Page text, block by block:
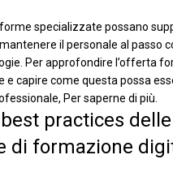
specializzate possano
il personale al passo
Per approfondire l’offerta
e capire come questa possa
Per saperne di più.
practices delle
di formazione